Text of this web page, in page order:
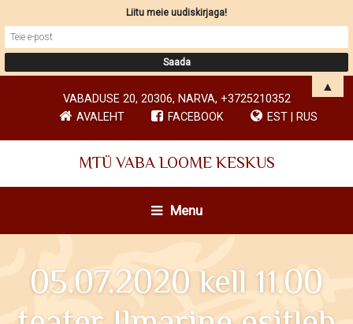
VABADUSE 20, 20306, NARVA, +3725210352
AVALEHT
FACEBOOK EST RUS
MTÜ VABA LOOME KESKUS
Menu
05.07.2020 kell 11.00
Liitu meie uudiskirjaga!
▲